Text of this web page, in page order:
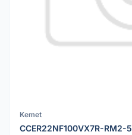
Kemet
CCER22NF100VX7R-RM2-5